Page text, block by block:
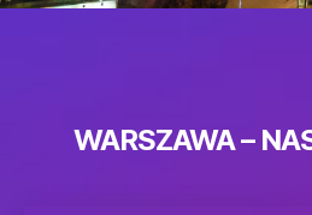
WARSZAWA –